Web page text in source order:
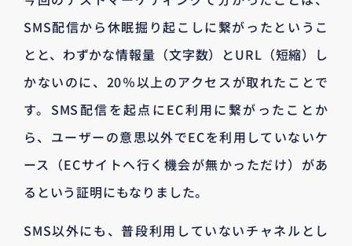
SMS配信から休眠掘り起こしに繋がったというこ
とと、わずかな情報量（文字数）とURL（短縮）し
かないのに、20％以上のアクセスが取れたことで
す。SMS配信を起点にEC利用に繋がったことか
ら、ユーザーの意思以外でECを利用していないケ
ース（ECサイトへ行く機会が無かっただけ）があ
るという証明にもなりました。
SMS以外にも、普段利用していないチャネルとし